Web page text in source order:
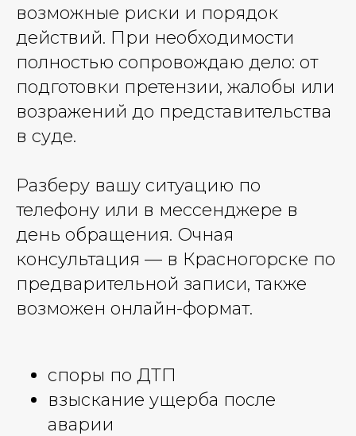
возможные риски и порядок
действий. При необходимости
полностью сопровождаю дело: от
подготовки претензии, жалобы или
возражений до представительства
в суде.
Разберу вашу ситуацию по
телефону или в мессенджере в
день обращения. Очная
консультация — в Красногорске по
предварительной записи, также
возможен онлайн-формат.
споры по ДТП
взыскание ущерба после
аварии